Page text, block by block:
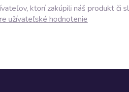
ktorí zakúpili náš produkt či
užívateľské hodnotenie